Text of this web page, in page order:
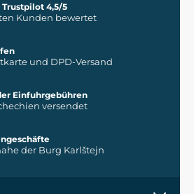
Trustpilot 4,5/5
Kunden bewertet
und DPD-Versand
Einfuhrgebühren
versendet
der Burg Karlštejn